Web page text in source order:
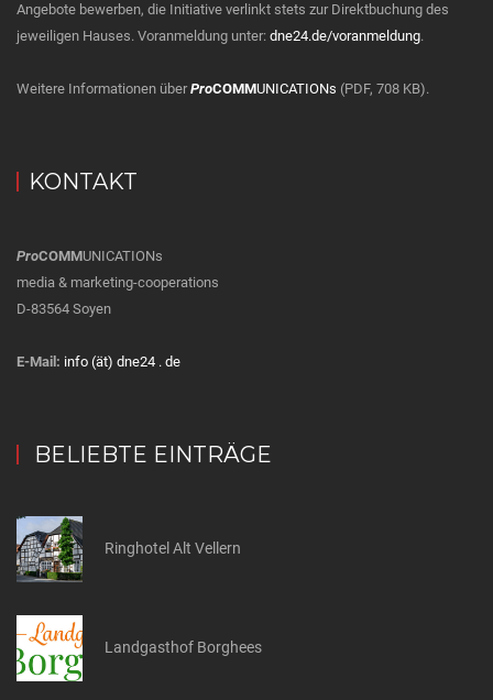
Angebote bewerben, die Initiative verlinkt stets zur Direktbuchung des
jeweiligen Hauses. Voranmeldung unter: dne24.de/voranmeldung.
Weitere Informationen überProCOMMUNICATIONs (PDF, 708 KB).
KONTAKT
ProCOMMUNICATIONs
media & marketing-cooperations
D-83564 Soyen
E-Mail: info (ät) dne24 . de
BELIEBTE EINTRÄGE
Ringhotel Alt Vellern
Landgasthof Borghees